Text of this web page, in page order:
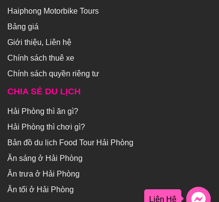
Haiphong Motorbike Tours
Bảng giá
Giới thiệu, Liên hệ
Chính sách thuê xe
Chính sách quyền riêng tư
CHIA SẺ DU LỊCH
Hải Phòng thì ăn gì?
Hải Phòng thì chơi gì?
Bản đồ du lịch Food Tour Hải Phòng
Ăn sáng ở Hải Phòng
Ăn trưa ở Hải Phòng
Ăn tối ở Hải Phòng
Liên Hệ